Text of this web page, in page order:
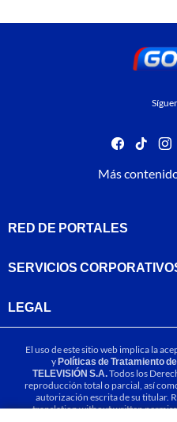
facebook
tiktok
Más
RED DE PORTALES
SERVICIOS
LEGAL
El uso de este sitio web implica la
yPolíticas de Tratamiento
TELEVISIÓN S.A.Todos los
reproducción total o parcial, así
autorización escrita de su titular.
translation without written